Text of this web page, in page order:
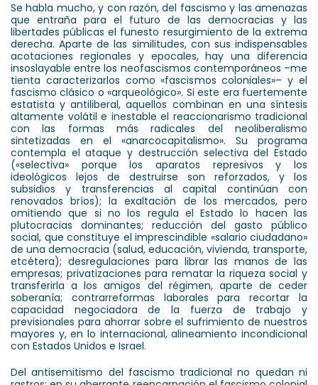
Se habla mucho, y con razón, del fascismo y las amenazas
que entraña para el futuro de las democracias y las
libertades públicas el funesto resurgimiento de la extrema
derecha. Aparte de las similitudes, con sus indispensables
acotaciones regionales y epocales, hay una diferencia
insoslayable entre los neofascismos contemporáneos –me
tienta caracterizarlos como «fascismos coloniales»– y el
fascismo clásico o «arqueológico». Si este era fuertemente
estatista y antiliberal, aquellos combinan en una síntesis
altamente volátil e inestable el reaccionarismo tradicional
con las formas más radicales del neoliberalismo
sintetizadas en el «anarcocapitalismo». Su programa
contempla el ataque y destrucción selectiva del Estado
(«selectiva» porque los aparatos represivos y los
ideológicos lejos de destruirse son reforzados, y los
subsidios y transferencias al capital continúan con
renovados bríos); la exaltación de los mercados, pero
omitiendo que si no los regula el Estado lo hacen las
plutocracias dominantes; reducción del gasto público
social, que constituye el imprescindible «salario ciudadano»
de una democracia (salud, educación, vivienda, transporte,
etcétera); desregulaciones para librar las manos de las
empresas; privatizaciones para rematar la riqueza social y
transferirla a los amigos del régimen, aparte de ceder
soberanía; contrarreformas laborales para recortar la
capacidad negociadora de la fuerza de trabajo y
previsionales para ahorrar sobre el sufrimiento de nuestros
mayores y, en lo internacional, alineamiento incondicional
con Estados Unidos e Israel.
Del antisemitismo del fascismo tradicional no quedan ni